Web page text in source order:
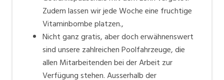
Zudem lassen wir jede Woche eine fruchtige
Vitaminbombe platzen.,
Nicht ganz gratis, aber doch erwähnenswert
sind unsere zahlreichen Poolfahrzeuge, die
allen Mitarbeitenden bei der Arbeit zur
Verfügung stehen. Ausserhalb der